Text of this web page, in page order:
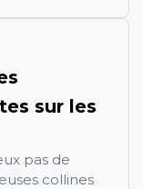
sur les
pas de
collines